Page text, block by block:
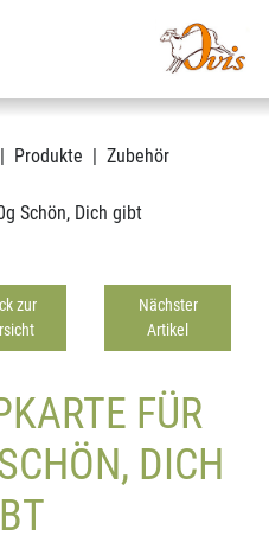
Produkte
Zubehör
Schön, Dich gibt
zur
Nächster
Artikel
FÜR
DICH